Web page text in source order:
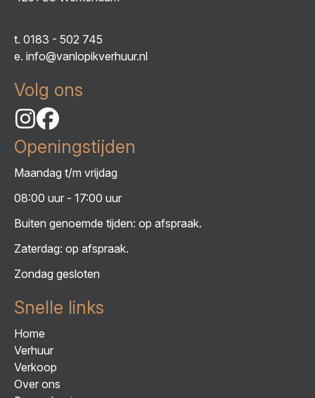
t. 0183 - 502 745
e. info@vanlopikverhuur.nl
Volg ons
Openingstijden
Maandag t/m vrijdag
08:00 uur - 17:00 uur
Buiten genoemde tijden: op afspraak.
Zaterdag: op afspraak.
Zondag gesloten
Snelle links
Home
Verhuur
Verkoop
Over ons